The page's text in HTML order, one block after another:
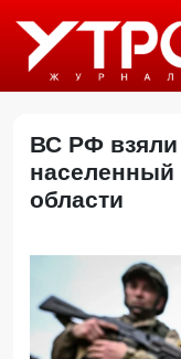
ВС РФ взяли
населенный
области